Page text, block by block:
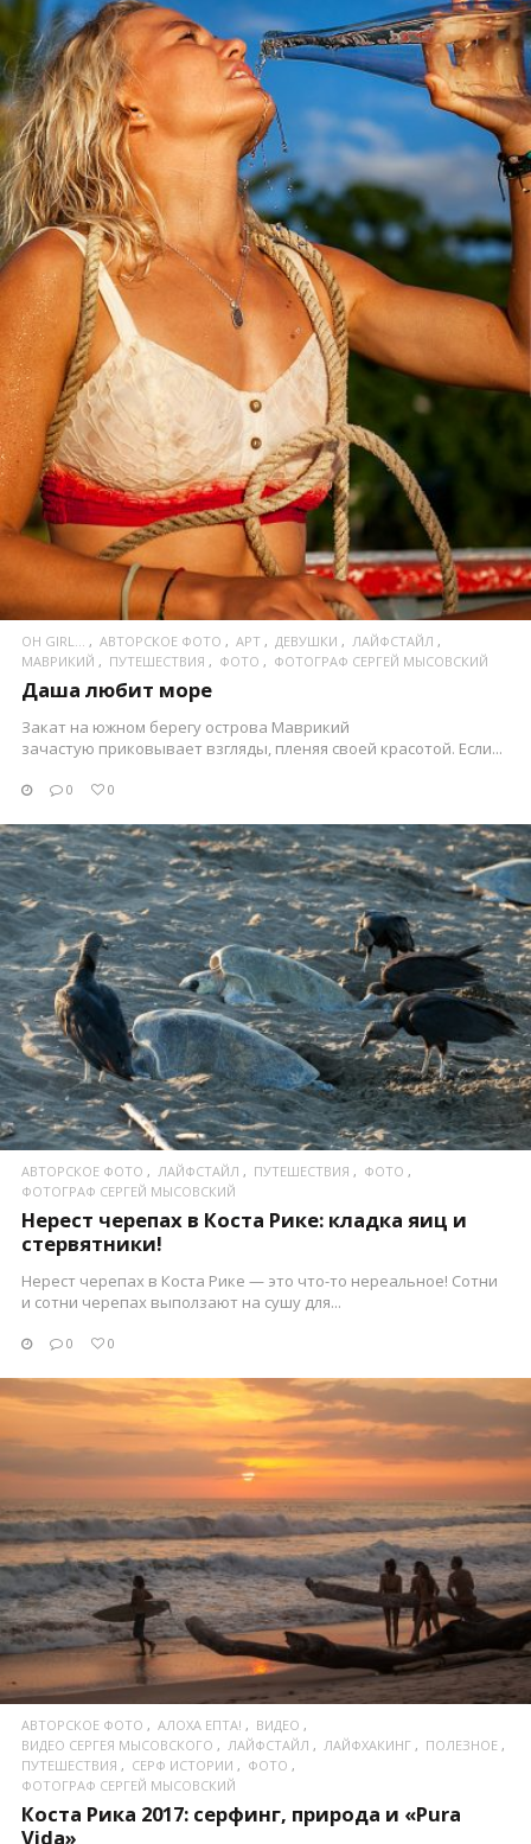
ПОСМОТРЕТЬ
OH GIRL... АВТОРСКОЕ ФОТО АРТ ДЕВУШКИ
ЛАЙФСТАЙЛ
МАВРИКИЙ
ПУТЕШЕСТВИЯ ФОТО ФОТОГРАФ СЕРГЕЙ МЫСОВСКИЙ
Даша любит море
Закат на южном берегу острова Маврикий
зачастую приковывает взгляды, пленяя своей красотой. Если...
0 0
ПОСМОТРЕТЬ
АВТОРСКОЕ ФОТО ЛАЙФСТАЙЛ ПУТЕШЕСТВИЯ
ФОТО
ФОТОГРАФ СЕРГЕЙ МЫСОВСКИЙ
Нерест черепах в Коста Рике: кладка яиц и
стервятники!
Нерест черепах в Коста Рике — это что-то нереальное! Сотни
и сотни черепах выползают на сушу для...
0 0
ПОСМОТРЕТЬ
АВТОРСКОЕ ФОТО АЛОХА ЕПТА!
ВИДЕО
ВИДЕО СЕРГЕЯ МЫСОВСКОГО
ЛАЙФСТАЙЛ ЛАЙФХАКИНГ
ПОЛЕЗНОЕ
ПУТЕШЕСТВИЯ
СЕРФ ИСТОРИИ
ФОТО
ФОТОГРАФ СЕРГЕЙ МЫСОВСКИЙ
Коста Рика 2017: серфинг, природа и «Pura
Vida»